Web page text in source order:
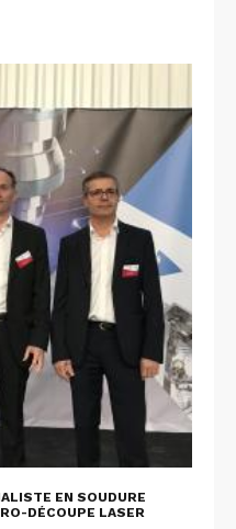
EN SOUDURE
DÉCOUPE LASER